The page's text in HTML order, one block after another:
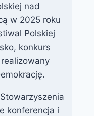
nad
w 2025 roku
Polskiej
konkurs
konferencja i